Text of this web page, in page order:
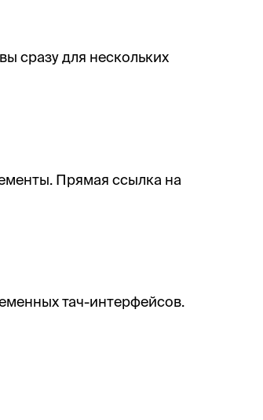
сразу для нескольких
Прямая ссылка на
тач-интерфейсов.